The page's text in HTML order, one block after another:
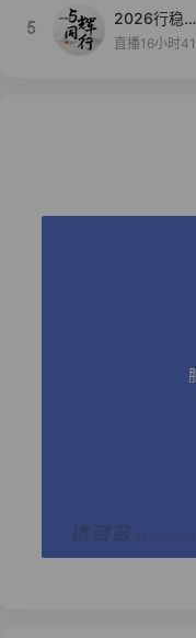
5
2026行稳致
远
直播16小时41